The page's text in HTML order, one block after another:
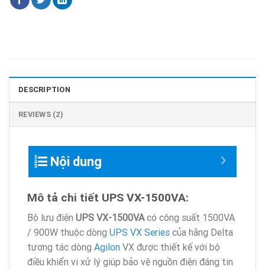
DESCRIPTION
REVIEWS (2)
Nội dung
Mô tả chi tiết UPS VX-1500VA:
Bộ lưu điện UPS VX-1500VAcó công suất 1500VA
/ 900W thuộc dòng UPS VX Series của hãng Delta
tương tác dòng Agilon VX được thiết kế với bộ
điều khiển vi xử lý giúp bảo vệ nguồn điện đáng tin